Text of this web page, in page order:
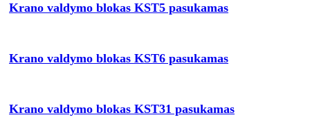
Krano valdymo blokas KST5 pasukamas
Krano valdymo blokas KST6 pasukamas
Krano valdymo blokas KST31 pasukamas